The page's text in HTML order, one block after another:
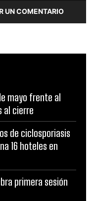
UN COMENTARIO
mayo frente al
al cierre
de ciclosporiasis
16 hoteles en
primera sesión